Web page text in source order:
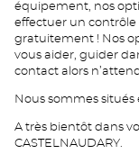
équipement, nos
effectuer un
gratuitement ! Nos
vous aider, guider
contact alors
Nous sommes
A très bientôt dans
CASTELNAUDARY.